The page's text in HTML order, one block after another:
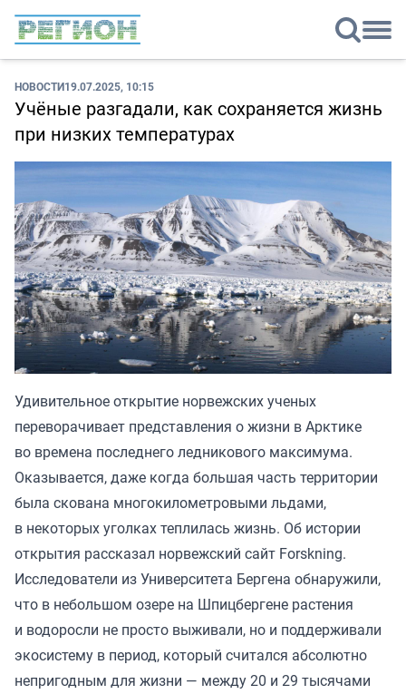
НОВОСТИ19.07.2025, 10:15
Учёные разгадали, как сохраняется жизнь
при низких температурах
Удивительное открытие норвежских ученых
переворачивает представления о жизни в Арктике
во времена последнего ледникового максимума.
Оказывается, даже когда большая часть территории
была скована многокилометровыми льдами,
в некоторых уголках теплилась жизнь. Об истории
открытия рассказал норвежский сайт Forskning.
Исследователи из Университета Бергена обнаружили,
что в небольшом озере на Шпицбергене растения
и водоросли не просто выживали, но и поддерживали
экосистему в период, который считался абсолютно
непригодным для жизни — между 20 и 29 тысячами